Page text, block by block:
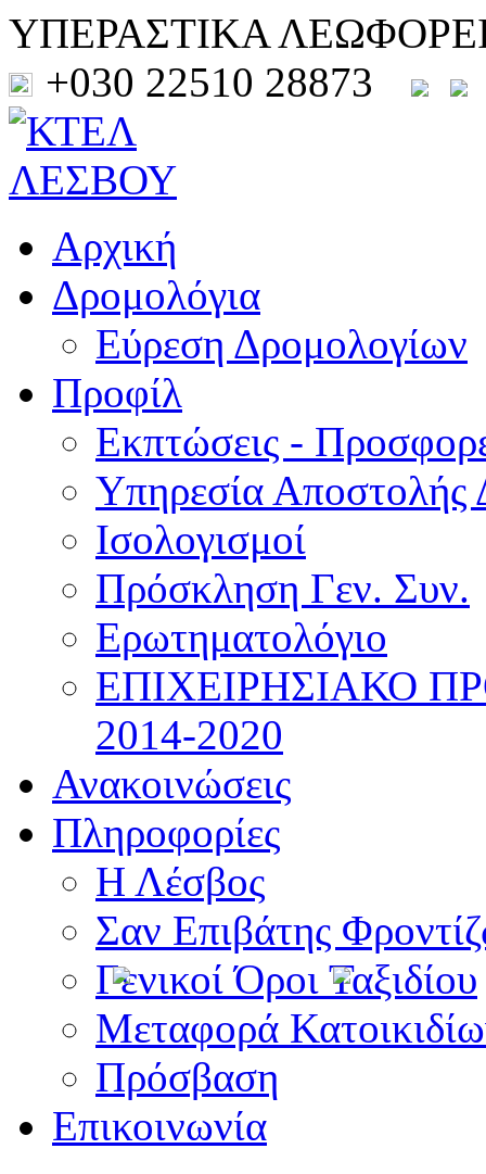
ΥΠΕΡΑΣΤΙΚΑ
+030 22510 28873
Αρχική
Δρομολόγια
Εύρεση Δρομολογίων
Προφίλ
Εκπτώσεις -
Υπηρεσία Αποστολής
Ισολογισμοί
Πρόσκληση Γεν. Συν.
Ερωτηματολόγιο
ΕΠΙΧΕΙΡΗΣΙΑΚΟ
2014-2020
Ανακοινώσεις
Πληροφορίες
Η Λέσβος
Σαν Επιβάτης
Γενικοί Όροι Ταξιδίου
Μεταφορά
Πρόσβαση
Επικοινωνία